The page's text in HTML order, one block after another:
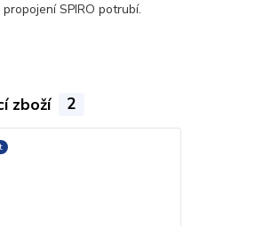
SPIRO potrubí.
zboží 2